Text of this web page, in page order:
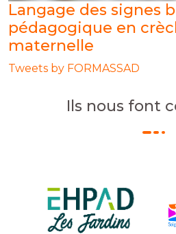
Langage des signes
pédagogique en
maternelle
Tweets by FORMASSAD
Ils nous font